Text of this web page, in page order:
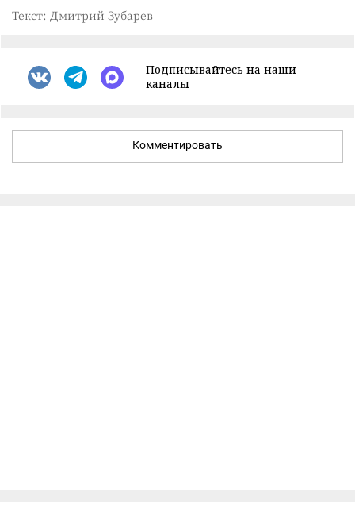
Текст: Дмитрий Зубарев
Подписывайтесь на наши
каналы
Комментировать